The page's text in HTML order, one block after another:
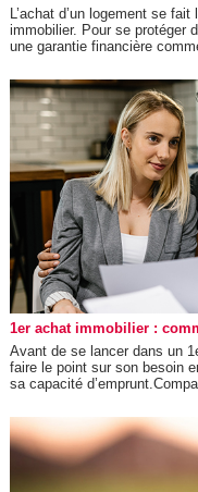
L’achat d’un logement se
immobilier. Pour se protéger
une garantie financière
1er achat immobilier :
Avant de se lancer dans un
faire le point sur son besoin
sa capacité